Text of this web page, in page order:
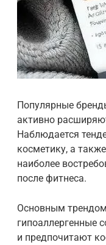
Популярные
активно
Наблюдается
косметику, а
наиболее
после фитнеса.
Основным
гипоаллергенные
и предпочитают